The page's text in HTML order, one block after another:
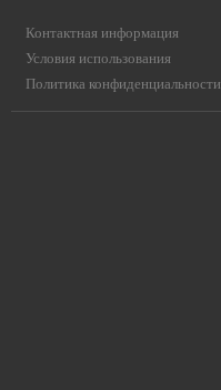
Контактная информация
Условия использования
Политика конфиденциальности